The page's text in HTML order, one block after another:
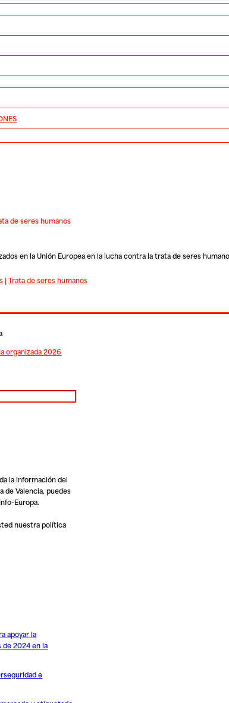
de seres humanos
en la Unión Europea en la lucha contra la trata de seres
| Trata de seres humanos
organizada 2026
la información del
de Valencia, puedes
Europa.
nuestrapolítica
apoyar la
2024 en la
e